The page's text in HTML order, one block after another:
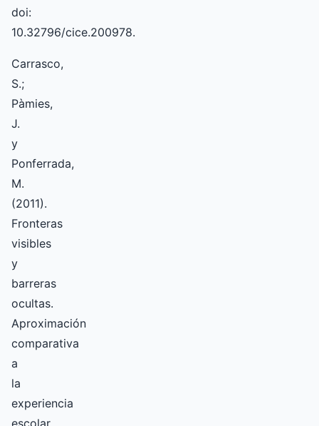
doi:
10.32796/cice.200978.
Carrasco,
S.;
Pàmies,
J.
y
Ponferrada,
M.
(2011).
Fronteras
visibles
y
barreras
ocultas.
Aproximación
comparativa
a
la
experiencia
escolar